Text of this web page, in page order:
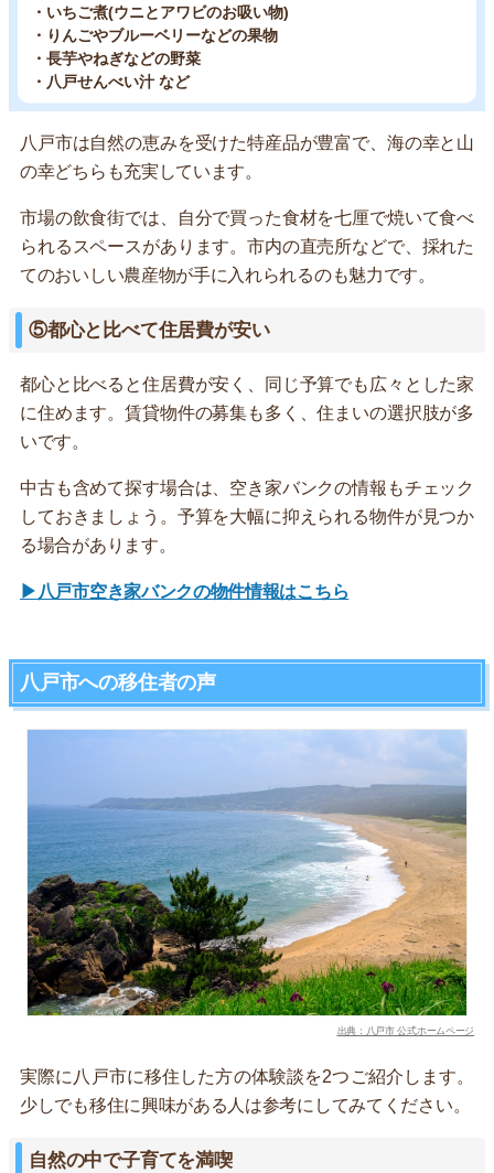
・いちご煮(ウニとアワビのお吸い物)
・りんごやブルーベリーなどの果物
・長芋やねぎなどの野菜
・八戸せんべい汁 など
八戸市は自然の恵みを受けた特産品が豊富で、海の幸と山
の幸どちらも充実しています。
市場の飲食街では、自分で買った食材を七厘で焼いて食べ
られるスペースがあります。市内の直売所などで、採れた
てのおいしい農産物が手に入れられるのも魅力です。
⑤都心と比べて住居費が安い
都心と比べると住居費が安く、同じ予算でも広々とした家
に住めます。賃貸物件の募集も多く、住まいの選択肢が多
いです。
中古も含めて探す場合は、空き家バンクの情報もチェック
しておきましょう。予算を大幅に抑えられる物件が見つか
る場合があります。
▶八戸市空き家バンクの物件情報はこちら
八戸市への移住者の声
出典：八戸市 公式ホームページ
実際に八戸市に移住した方の体験談を2つご紹介します。
少しでも移住に興味がある人は参考にしてみてください。
自然の中で子育てを満喫